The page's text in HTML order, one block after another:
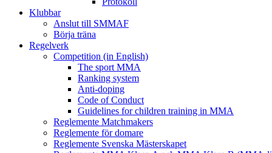
Klubbar
Anslut till SMMAF
Börja träna
Regelverk
Competition (in English)
The sport MMA
Ranking system
Anti-doping
Code of Conduct
Guidelines for children training in MMA
Reglemente Matchmakers
Reglemente för domare
Reglemente Svenska Mästerskapet